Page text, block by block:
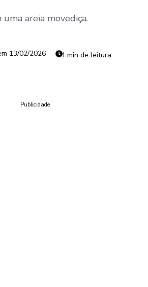
areia movediça.
13/02/2026 4 min de leitura
Publicidade